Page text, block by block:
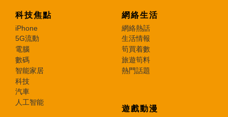
科技焦點
iPhone
5G流動
電腦
數碼
智能家居
科技
汽車
人工智能
網絡生活
網絡熱話
生活情報
筍買着數
旅遊筍料
熱門話題
遊戲動漫